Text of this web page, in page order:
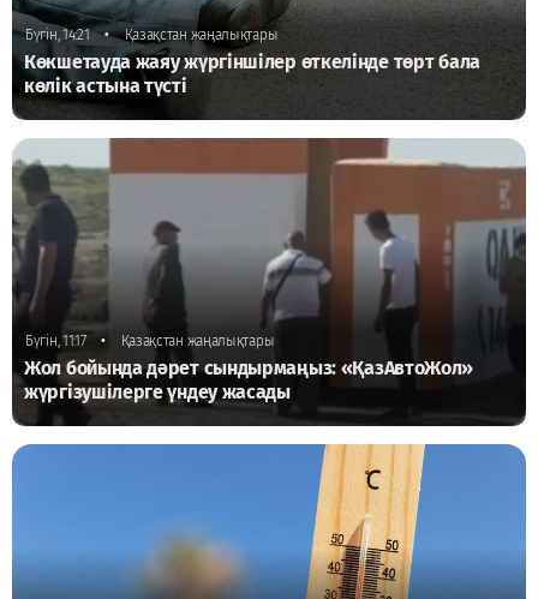
Бүгін, 14:21 • Қазақстан жаңалықтары
Көкшетауда жаяу жүргіншілер өткелінде төрт бала
көлік астына түсті
Бүгін, 11:17 • Қазақстан жаңалықтары
Жол бойында дәрет сындырмаңыз: «ҚазАвтоЖол»
жүргізушілерге үндеу жасады